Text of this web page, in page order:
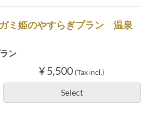
ミ姫のやすらぎプラン 温泉
ン
¥ 5,500 (Tax incl.)
Select